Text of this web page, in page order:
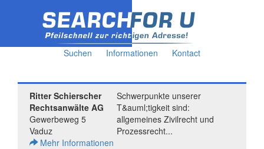
Suchen Informationen Kontact
Schwerpunkte unserer
T&auml;tigkeit sind:
allgemeines Zivilrecht und
Prozessrecht...
Ritter Schierscher
Rechtsanwälte AG
Gewerbeweg 5
Vaduz
Mehr Informationen